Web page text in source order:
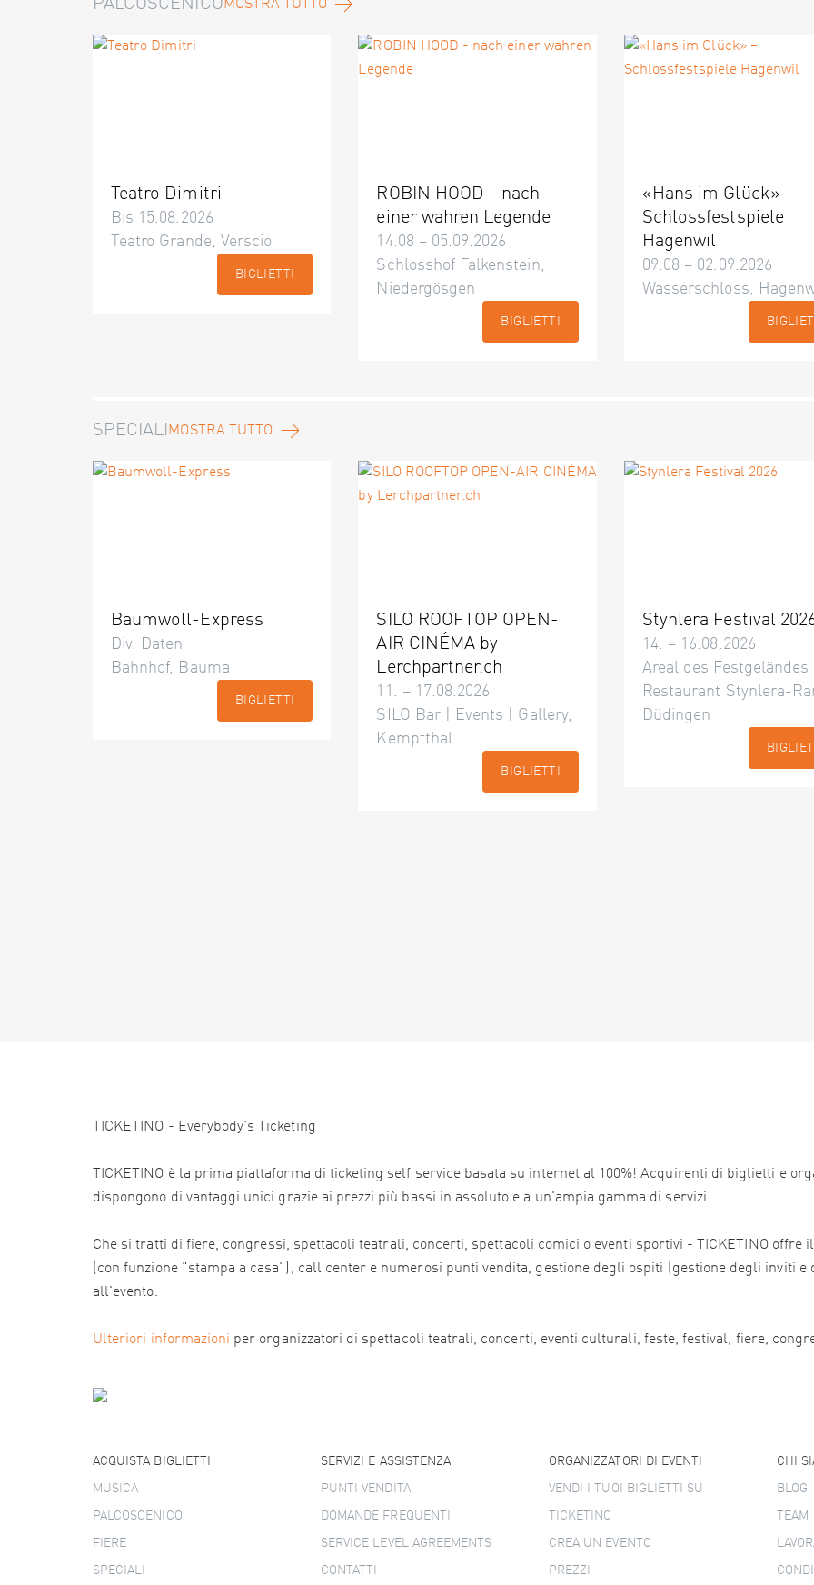
PALCOSCENICOMOSTRA TUTTO
Teatro Dimitri
Bis 15.08.2026
Teatro Grande, Verscio
BIGLIETTI
ROBIN HOOD - nach
einer wahren Legende
14.08 – 05.09.2026
Schlosshof Falkenstein,
Niedergösgen
BIGLIETTI
«Hans im Glück» –
Schlossfestspiele
Hagenwil
09.08 – 02.09.2026
Wasserschloss,
SPECIALIMOSTRA TUTTO
Baumwoll-Express
Div. Daten
Bahnhof, Bauma
BIGLIETTI
SILO ROOFTOP OPEN-
AIR CINÉMA by
Lerchpartner.ch
11. – 17.08.2026
SILO Bar | Events | Gallery,
Kemptthal
BIGLIETTI
Stynlera Festival
14. – 16.08.2026
Areal des Festgeländes
Restaurant Stynlera-
Düdingen
TICKETINO - Everybody's Ticketing
TICKETINO è la prima piattaforma di ticketing self service basata su internet al 100%! Acquirenti di biglietti e
dispongono di vantaggi unici grazie ai prezzi più bassi in assoluto e a un'ampia gamma di servizi.
Che si tratti di fiere, congressi, spettacoli teatrali, concerti, spettacoli comici o eventi sportivi - TICKETINO
(con funzione "stampa a casa"), call center e numerosi punti vendita, gestione degli ospiti (gestione degli inviti
all'evento.
Ulteriori informazioni per organizzatori di spettacoli teatrali, concerti, eventi culturali, feste, festival, fiere,
ACQUISTA BIGLIETTI
MUSICA
PALCOSCENICO
FIERE
SPECIALI
SERVIZI E ASSISTENZA
PUNTI VENDITA
DOMANDE FREQUENTI
SERVICE LEVEL AGREEMENTS
CONTATTI
ORGANIZZATORI DI EVENTI
VENDI I TUOI BIGLIETTI SU
TICKETINO
CREA UN EVENTO
PREZZI
CHI
BLOG
TEAM